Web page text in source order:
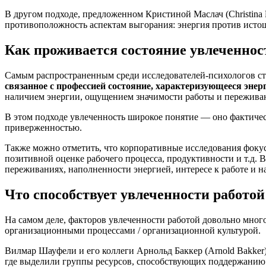
В другом подходе, предложенном Кристиной Маслач (Christina
противоположность аспектам выгорания: энергия против
Как проживается состояние
Самым распространенным среди исследователей-психологов
связанное с профессией состояние, характеризующееся
наличием энергии, ощущением значимости работы и
В этом подходе увлеченность широкое понятие — оно
приверженностью.
Также можно отметить, что корпоративные исследования
позитивной оценке рабочего процесса, продуктивности и т.д.
переживаниях, наполненности энергией, интересе к работе и
Что способствует увлеченности работой
На самом деле, факторов увлеченности работой довольно
организационными процессами / организационной культурой.
Вилмар Шауфели и его коллеги Арнольд Баккер (Arnold
где выделили группы ресурсов, способствующих поддержанию